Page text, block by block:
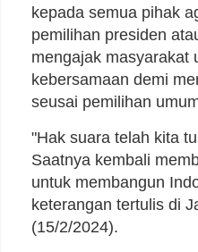
kepada semua pihak
pemilihan presiden
mengajak masyarakat
kebersamaan demi
seusai pemilihan
"Hak suara telah kita
Saatnya kembali
untuk membangun
keterangan tertulis di
(15/2/2024).